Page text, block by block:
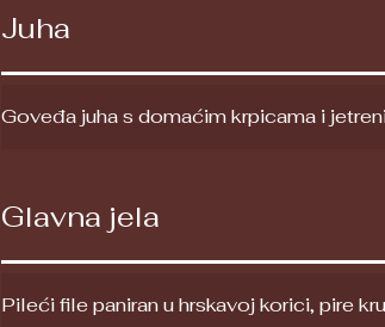
Juha
Goveđa juha s domaćim krpicama i
Glavna jela
Pileći file paniran u hrskavoj korici, pire